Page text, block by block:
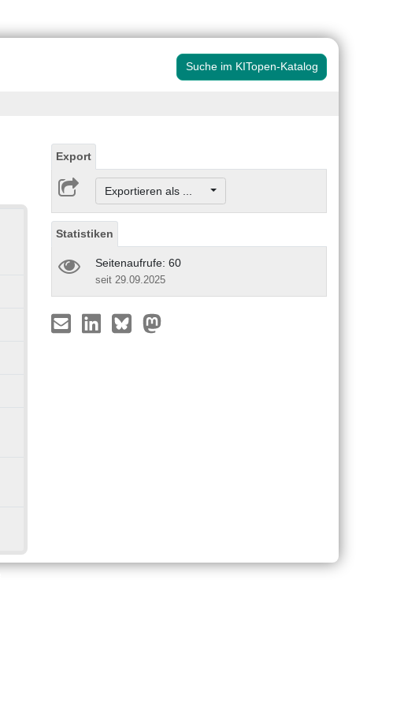
Suche im KITopen-Katalog
Export
Exportieren als ...
Statistiken
Seitenaufrufe: 60
seit 29.09.2025